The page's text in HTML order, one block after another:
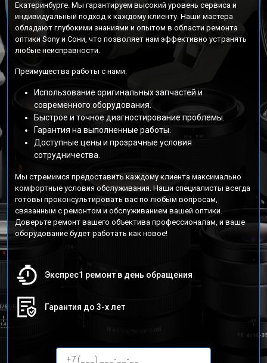
Екатеринбурге. Мы гарантируем высокий уровень сервиса и
индивидуальный подход к каждому клиенту. Наши мастера
обладают глубокими знаниями и опытом в области ремонта
оптики Sony и Сони, что позволяет нам эффективно устранять
любые неисправности.
Преимущества работы с нами:
Использование оригинальных запчастей и
современного оборудования.
Быстрое и точное диагностирование проблемы.
Гарантия на выполненные работы.
Доступные цены и прозрачные условия
сотрудничества.
Мы стремимся предоставить каждому клиента максимально
комфортные условия обслуживания. Наши специалисты всегда
готовы проконсультировать вас по любым вопросам,
связанным с ремонтом и обслуживанием вашей оптики.
Доверьте ремонт вашего объектива профессионалам, и ваше
оборудование будет работать как новое!
Экспрес1 ремонт в день обращения
Гарантия до 3-х лет